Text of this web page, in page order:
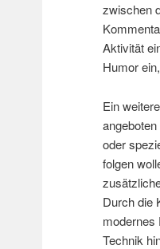
zwischen
Aktivität
Humor
Ein
oder
folgen
Durch die
modernes
Technik